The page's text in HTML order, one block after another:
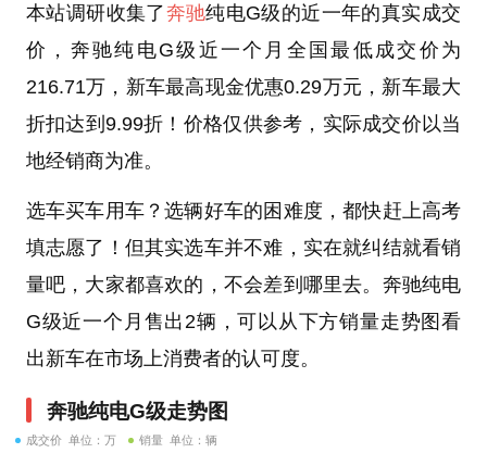
本站调研收集了奔驰纯电G级的近一年的真实成交
价，奔驰纯电G级近一个月全国最低成交价为
216.71万，新车最高现金优惠0.29万元，新车最大
折扣达到9.99折！价格仅供参考，实际成交价以当
地经销商为准。
选车买车用车？选辆好车的困难度，都快赶上高考
填志愿了！但其实选车并不难，实在就纠结就看销
量吧，大家都喜欢的，不会差到哪里去。奔驰纯电
G级近一个月售出2辆，可以从下方销量走势图看
出新车在市场上消费者的认可度。
奔驰纯电G级走势图
成交价 单位：万 销量 单位：辆